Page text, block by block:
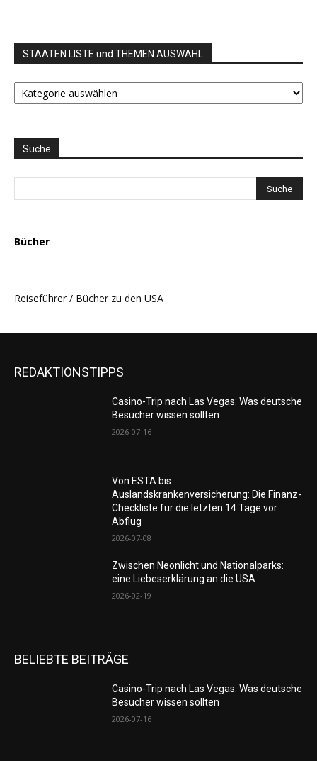
STAATEN LISTE und THEMEN AUSWAHL
STAATEN
LISTE
AUSWAHL
Suche
Bücher
Reiseführer / Bücher zu den USA
REDAKTIONSTIPPS
Casino-Trip nach Las Vegas: Was deutsche
Besucher wissen sollten
2026-07-16
Von ESTA bis
Auslandskrankenversicherung: Die Finanz-
Checkliste für die letzten 14 Tage vor
Abflug
2026-07-08
Zwischen Neonlicht und Nationalparks:
eine Liebeserklärung an die USA
2026-02-19
BELIEBTE BEITRÄGE
Casino-Trip nach Las Vegas: Was deutsche
Besucher wissen sollten
2026-07-16